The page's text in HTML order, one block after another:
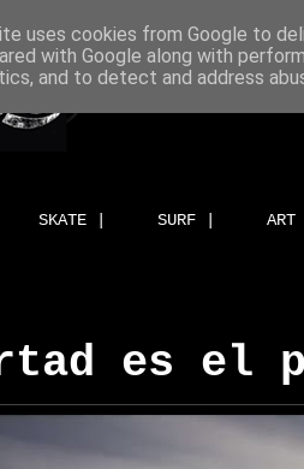
SKATE | SURF |
es el
uses cookies from Google to
with Google along with
and to detect and address